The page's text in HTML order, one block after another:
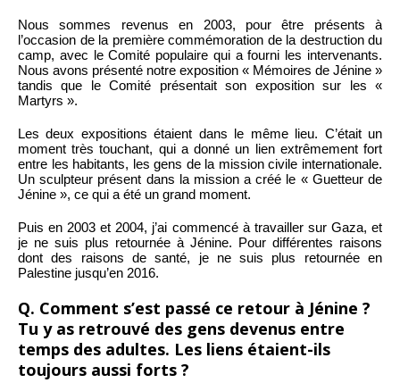
Nous sommes revenus en 2003, pour être présents à
l’occasion de la première commémoration de la destruction du
camp, avec le Comité populaire qui a fourni les intervenants.
Nous avons présenté notre exposition « Mémoires de Jénine »
tandis que le Comité présentait son exposition sur les «
Martyrs ».
Les deux expositions étaient dans le même lieu. C’était un
moment très touchant, qui a donné un lien extrêmement fort
entre les habitants, les gens de la mission civile internationale.
Un sculpteur présent dans la mission a créé le « Guetteur de
Jénine », ce qui a été un grand moment.
Puis en 2003 et 2004, j’ai commencé à travailler sur Gaza, et
je ne suis plus retournée à Jénine. Pour différentes raisons
dont des raisons de santé, je ne suis plus retournée en
Palestine jusqu’en 2016.
Q. Comment s’est passé ce retour à Jénine ?
Tu y as retrouvé des gens devenus entre
temps des adultes. Les liens étaient-ils
toujours aussi forts ?